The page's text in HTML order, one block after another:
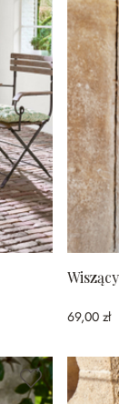
69,00 zł